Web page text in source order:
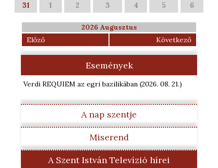
31
1 2 3 4 5 6
2026 Augusztus
Előző
Következő
Események
Verdi REQUIEM az egri bazilikában (2026. 08. 21.)
A nap szentje
Miserend
A Szent István Televízió hírei